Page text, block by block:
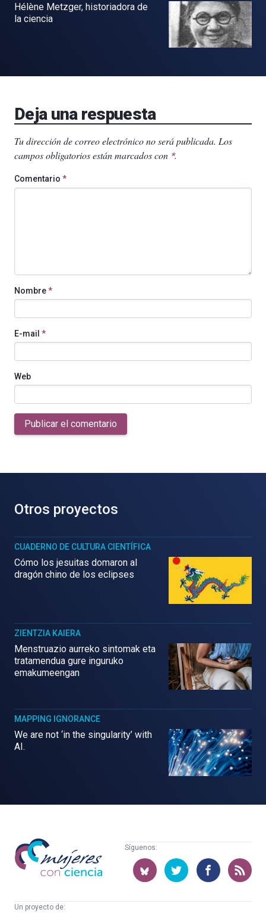
Hélène Metzger, historiadora de
la ciencia
Deja una respuesta
Tu dirección de correo electrónico no será publicada. Los
campos obligatorios están marcados con *.
Comentario *
Nombre*
E-mail *
Web
Publicar el comentario
Otros proyectos
CUADERNO DE CULTURA CIENTÍFICA
Cómo los jesuitas domaron al
dragón chino de los eclipses
ZIENTZIA KAIERA
Menstruazio aurreko sintomak eta
tratamendua gure inguruko
emakumeengan
MAPPING IGNORANCE
We are not ‘in the singularity’ with
AI.
Mujeres
con
ciencia
Síguenos:
Un proyecto de: